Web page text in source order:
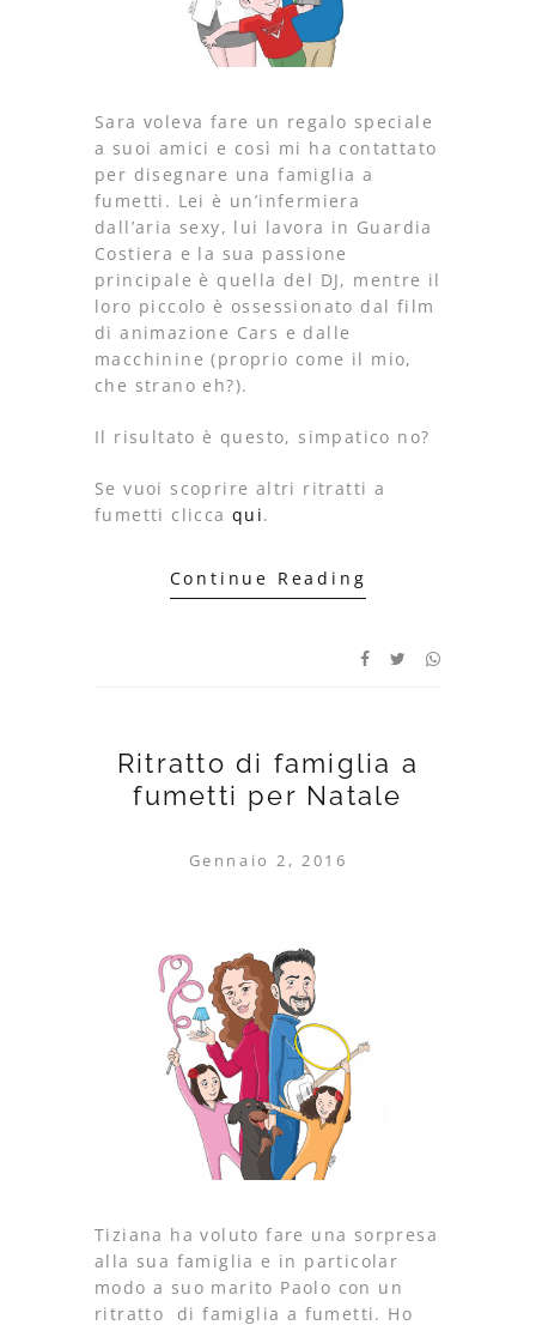
Sara voleva fare un regalo speciale
a suoi amici e così mi ha contattato
per disegnare una famiglia a
fumetti. Lei è un’infermiera
dall’aria sexy, lui lavora in Guardia
Costiera e la sua passione
principale è quella del DJ, mentre il
loro piccolo è ossessionato dal film
di animazione Cars e dalle
macchinine (proprio come il mio,
che strano eh?).
Il risultato è questo, simpatico no?
Se vuoi scoprire altri ritratti a
fumetti cliccaqui.
Continue Reading
Ritratto di famiglia a
fumetti per Natale
Gennaio 2, 2016
Tiziana ha voluto fare una sorpresa
alla sua famiglia e in particolar
modo a suo marito Paolo con un
ritratto di famiglia a fumetti. Ho